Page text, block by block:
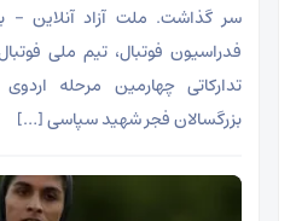
سر گذاشت. ملت آزاد آنلاین
فدراسیون فوتبال، تیم ملی
تدارکاتی چهارمین مرحله
بزرگسالان فجر شهید سپاسی […]